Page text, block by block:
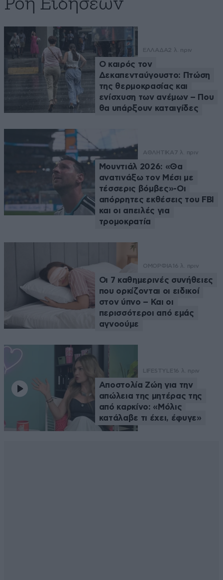
Ροή Ειδήσεων
ΕΛΛΑΔΑ2 λ. πριν
Ο καιρός τον
Δεκαπενταύγουστο: Πτώση
της θερμοκρασίας και
ενίσχυση των ανέμων – Που
θα υπάρξουν καταιγίδες
ΑΘΛΗΤΙΚΑ7 λ. πριν
Μουντιάλ 2026: «Θα
ανατινάξω τον Μέσι με
τέσσερις βόμβες»-Οι
απόρρητες εκθέσεις του FBI
και οι απειλές για
τρομοκρατία
ΟΜΟΡΦΙΑ 16 λ. πριν
Οι 7 καθημερινές συνήθειες
που ορκίζονται οι ειδικοί
στον ύπνο – Και οι
περισσότεροι από εμάς
αγνοούμε
LIFESTYLE 16 λ. πριν
Αποστολία Ζώη για την
απώλεια της μητέρας της
από καρκίνο: «Μόλις
κατάλαβε τι έχει, έφυγε»